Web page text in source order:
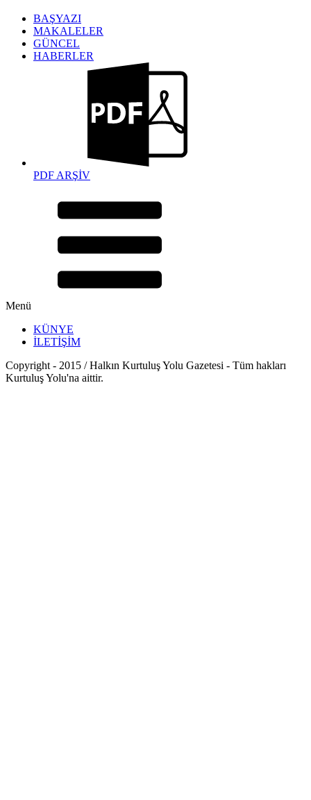
BAŞYAZI
MAKALELER
GÜNCEL
HABERLER
PDF ARŞİV
Menü
KÜNYE
İLETİŞİM
Copyright - 2015 / Halkın Kurtuluş Yolu Gazetesi - Tüm hakları
Kurtuluş Yolu'na aittir.